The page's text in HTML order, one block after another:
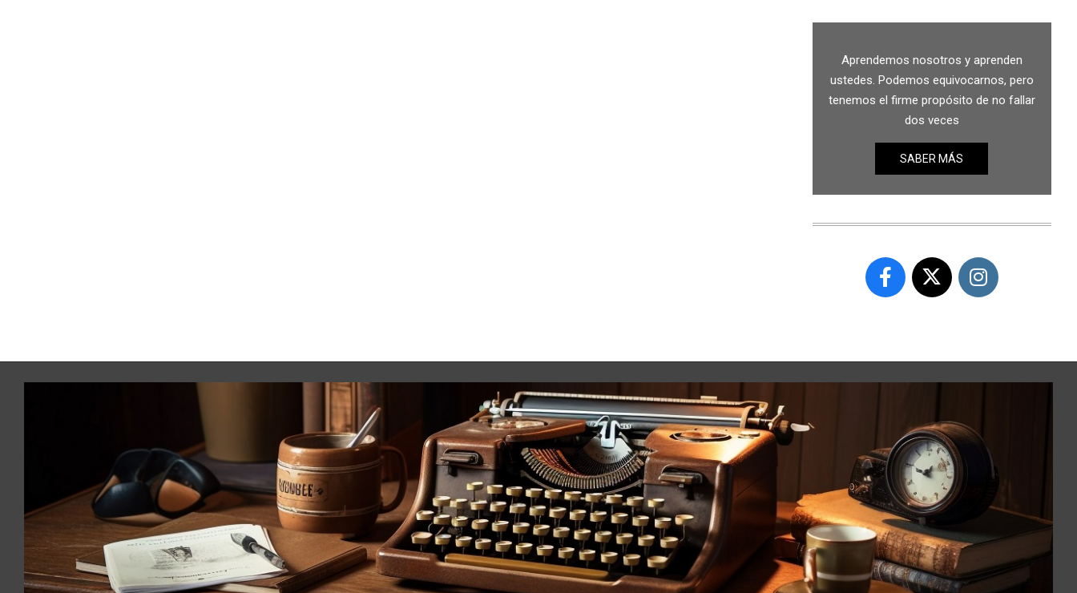
Aprendemos nosotros y aprenden
ustedes. Podemos equivocarnos, pero
tenemos el firme propósito de no fallar
dos veces
SABER MÁS